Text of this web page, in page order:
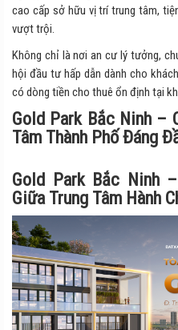
cao cấp sở hữu vị trí trung tâm,
vượt trội.
Không chỉ là nơi an cư lý tưởng,
hội đầu tư hấp dẫn dành cho
có dòng tiền cho thuê ổn định tại
Gold Park Bắc Ninh –
Tâm Thành Phố Đáng
Gold Park Bắc Ninh
Giữa Trung Tâm Hành